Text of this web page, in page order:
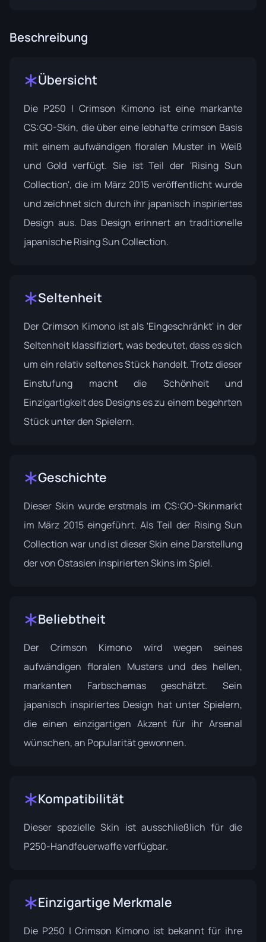
Beschreibung
Übersicht
Die P250 | Crimson Kimono ist eine markante
CS:GO-Skin, die über eine lebhafte crimson Basis
mit einem aufwändigen floralen Muster in Weiß
und Gold verfügt. Sie ist Teil der 'Rising Sun
Collection', die im März 2015 veröffentlicht wurde
und zeichnet sich durch ihr japanisch inspiriertes
Design aus. Das Design erinnert an traditionelle
japanischeRising Sun Collection.
Seltenheit
Der Crimson Kimono ist als 'Eingeschränkt' in der
Seltenheit klassifiziert, was bedeutet, dass es sich
um ein relativ seltenes Stück handelt. Trotz dieser
Einstufung macht die Schönheit und
Einzigartigkeit des Designs es zu einem begehrten
Stück unter den Spielern.
Geschichte
Dieser Skin wurde erstmals im CS:GO-Skinmarkt
im März 2015 eingeführt. Als Teil der Rising Sun
Collection war und ist dieser Skin eine Darstellung
der von Ostasien inspirierten Skins im Spiel.
Beliebtheit
Der Crimson Kimono wird wegen seines
aufwändigen floralen Musters und des hellen,
markanten Farbschemas geschätzt. Sein
japanisch inspiriertes Design hat unter Spielern,
die einen einzigartigen Akzent für ihr Arsenal
wünschen, an Popularität gewonnen.
Kompatibilität
Dieser spezielle Skin ist ausschließlich für die
P250-Handfeuerwaffe verfügbar.
Einzigartige Merkmale
Die P250 | Crimson Kimono ist bekannt für ihre